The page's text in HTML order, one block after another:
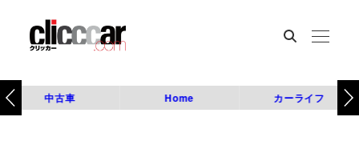
中古車 Home カーライフ